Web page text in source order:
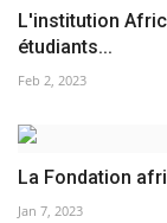
L'institution
étudiants...
Feb 2, 2023
La Fondation
Jan 7, 2023